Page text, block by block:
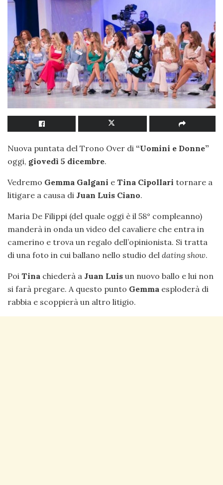
Nuova puntata del Trono Over di “Uomini e Donne”
oggi, giovedì 5 dicembre.
Vedremo Gemma Galgani e Tina Cipollari tornare a
litigare a causa di Juan Luis Ciano.
Maria De Filippi (del quale oggi è il 58° compleanno)
manderà in onda un video del cavaliere che entra in
camerino e trova un regalo dell’opinionista. Si tratta
di una foto in cui ballano nello studio del dating show.
Poi Tina chiederà a Juan Luis un nuovo ballo e lui non
si farà pregare. A questo punto Gemma esploderà di
rabbia e scoppierà un altro litigio.